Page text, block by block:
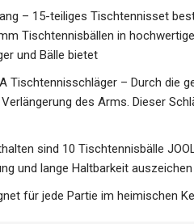
Spiele, Welt- und
hierfür bis heute
– 15-teiliges Tischtennisset
Tischtennisbällen in
und Bälle bietet
Tischtennisschläger – Durch die
des Arms. Dieser
aus.
sind 10 Tischtennisbälle